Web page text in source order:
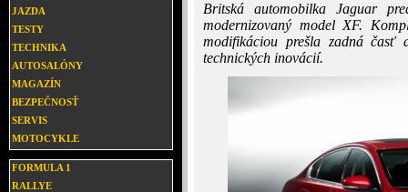
JAZDA
TESTY
TECHNIKA
AUTOSALÓNY
MAGAZÍN
BEZPEČNOSŤ
SERVIS
MOTOCYKLE
FORMULA 1
RALLYE
Britská automobilka Jaguar
modernizovaný model XF.
modifikáciou prešla zadná
technických inovácií.